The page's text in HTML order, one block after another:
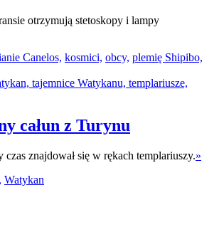
otrzymują stetoskopy i lampy
Canelos, kosmici, obcy, plemię Shipibo,
całun z Turynu
czas znajdował się w rękach templariuszy.»
Watykan